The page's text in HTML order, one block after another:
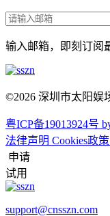
输入邮箱，即刻订阅
©2026 深圳市太阳娱
粤ICP备19013924号
法律声明 Cookies政策
申请
试用
support@cnsszn.com